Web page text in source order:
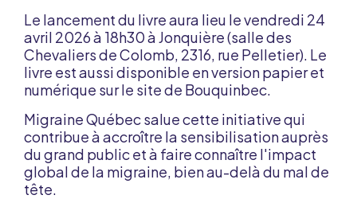
Le lancement du livre aura lieu le vendredi 24
avril 2026 à 18h30 à Jonquière (salle des
Chevaliers de Colomb, 2316, rue Pelletier). Le
livre est aussi disponible en version papier et
numérique sur le site de Bouquinbec.
Migraine Québec salue cette initiative qui
contribue à accroître la sensibilisation auprès
du grand public et à faire connaître l'impact
global de la migraine, bien au-delà du mal de
tête.